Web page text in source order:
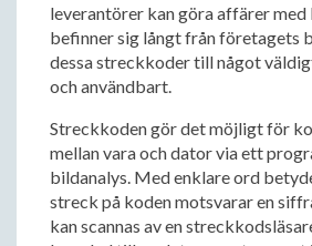
leverantörer kan göra affärer med
befinner sig långt från företagets
dessa streckkoder till något
och användbart.
​​Streckkoden gör det möjligt för
mellan vara och dator via ett
bildanalys. Med enklare ord
streck på koden motsvarar en
kan scannas av en